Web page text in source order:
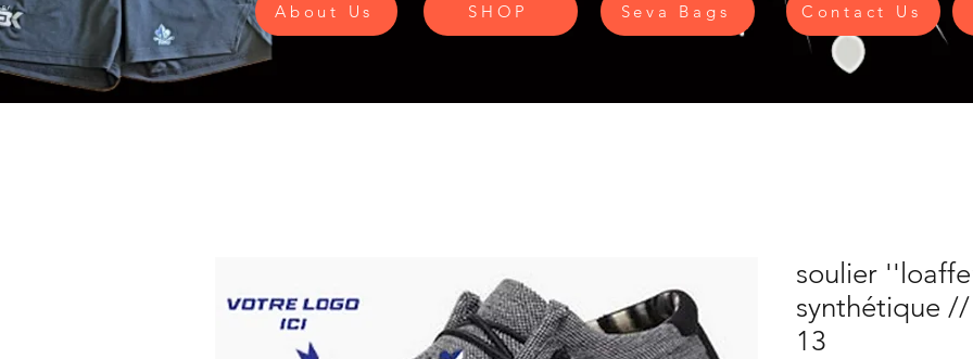
About Us SHOP Seva Bags Contact Us
soulier
synthétique
13